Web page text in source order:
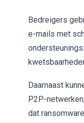
Bedreigers
e-mails met
Daarnaast
P2P-
dat